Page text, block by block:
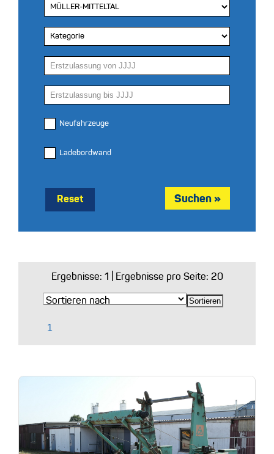
Neufahrzeuge
Ladebordwand
Reset
Ergebnisse: 1 | Ergebnisse pro Seite: 20